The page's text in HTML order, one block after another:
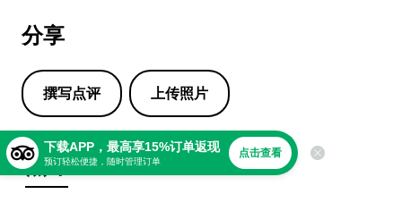
分享
撰写点评 上传照片
点评
下载APP，最高享15%订单返现
预订轻松便捷，随时管理订单
点击查看